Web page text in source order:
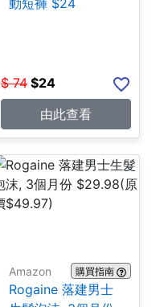
動短褲 $24
$ 74 $24
由此查看
Amazon 購買指南
Rogaine 落建男士